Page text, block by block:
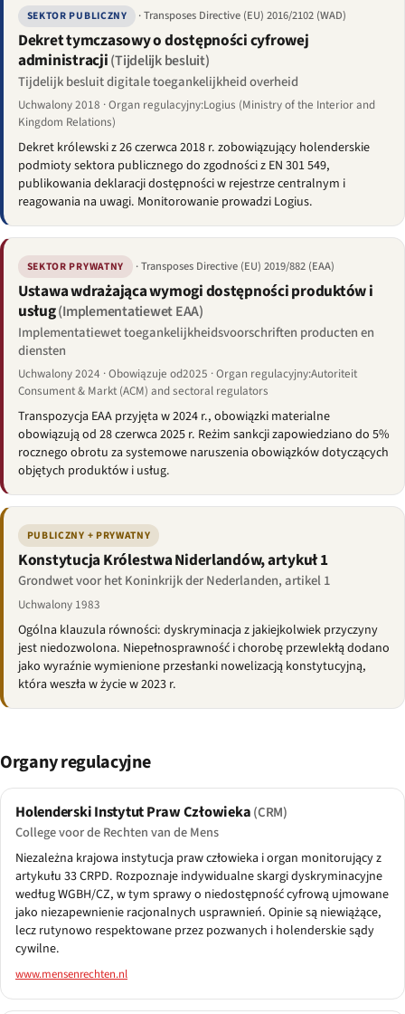
SEKTOR PUBLICZNY · Transposes Directive (EU) 2016/2102 (WAD)
Dekret tymczasowy o dostępności cyfrowej
administracji(Tijdelijk besluit)
Tijdelijk besluit digitale toegankelijkheid overheid
Uchwalony 2018 · Organ regulacyjny:Logius (Ministry of the Interior and
Kingdom Relations)
Dekret królewski z 26 czerwca 2018 r. zobowiązujący holenderskie
podmioty sektora publicznego do zgodności z EN 301 549,
publikowania deklaracji dostępności w rejestrze centralnym i
reagowania na uwagi. Monitorowanie prowadzi Logius.
SEKTOR PRYWATNY · Transposes Directive (EU) 2019/882 (EAA)
Ustawa wdrażająca wymogi dostępności produktów i
usług(Implementatiewet EAA)
Implementatiewet toegankelijkheidsvoorschriften producten en
diensten
Uchwalony 2024 · Obowiązuje od2025 · Organ regulacyjny:Autoriteit
Consument & Markt (ACM) and sectoral regulators
Transpozycja EAA przyjęta w 2024 r., obowiązki materialne
obowiązują od 28 czerwca 2025 r. Reżim sankcji zapowiedziano do 5%
rocznego obrotu za systemowe naruszenia obowiązków dotyczących
objętych produktów i usług.
PUBLICZNY + PRYWATNY
Konstytucja Królestwa Niderlandów, artykuł 1
Grondwet voor het Koninkrijk der Nederlanden, artikel 1
Uchwalony 1983
Ogólna klauzula równości: dyskryminacja z jakiejkolwiek przyczyny
jest niedozwolona. Niepełnosprawność i chorobę przewlekłą dodano
jako wyraźnie wymienione przesłanki nowelizacją konstytucyjną,
która weszła w życie w 2023 r.
Organy regulacyjne
Holenderski Instytut Praw Człowieka(CRM)
College voor de Rechten van de Mens
Niezależna krajowa instytucja praw człowieka i organ monitorujący z
artykułu 33 CRPD. Rozpoznaje indywidualne skargi dyskryminacyjne
według WGBH/CZ, w tym sprawy o niedostępność cyfrową ujmowane
jako niezapewnienie racjonalnych usprawnień. Opinie są niewiążące,
lecz rutynowo respektowane przez pozwanych i holenderskie sądy
cywilne.
www.mensenrechten.nl